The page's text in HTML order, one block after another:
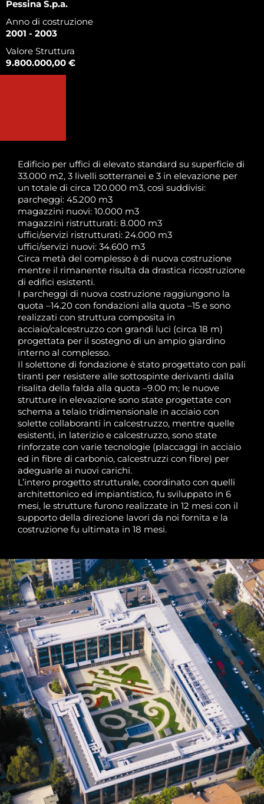
Pessina S.p.a.
Anno di costruzione
2001 - 2003
Valore Struttura
9.800.000,00 €
Edificio per uffici di elevato standard su superficie di
33.000 m2, 3 livelli sotterranei e 3 in elevazione per
un totale di circa 120.000 m3, così suddivisi:
parcheggi: 45.200 m3
magazzini nuovi: 10.000 m3
magazzini ristrutturati: 8.000 m3
uffici/servizi ristrutturati: 24.000 m3
uffici/servizi nuovi: 34.600 m3
Circa metà del complesso è di nuova costruzione
mentre il rimanente risulta da drastica ricostruzione
di edifici esistenti.
I parcheggi di nuova costruzione raggiungono la
quota –14.20 con fondazioni alla quota –15 e sono
realizzati con struttura composita in
acciaio/calcestruzzo con grandi luci (circa 18 m)
progettata per il sostegno di un ampio giardino
interno al complesso.
Il solettone di fondazione è stato progettato con pali
tiranti per resistere alle sottospinte derivanti dalla
risalita della falda alla quota –9.00 m; le nuove
strutture in elevazione sono state progettate con
schema a telaio tridimensionale in acciaio con
solette collaboranti in calcestruzzo, mentre quelle
esistenti, in laterizio e calcestruzzo, sono state
rinforzate con varie tecnologie (placcaggi in acciaio
ed in fibre di carbonio, calcestruzzi con fibre) per
adeguarle ai nuovi carichi.
L’intero progetto strutturale, coordinato con quelli
architettonico ed impiantistico, fu sviluppato in 6
mesi, le strutture furono realizzate in 12 mesi con il
supporto della direzione lavori da noi fornita e la
costruzione fu ultimata in 18 mesi.